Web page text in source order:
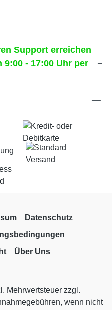
Support erreichen
- 17:00 Uhr per
Datenschutz
Über Uns
Mehrwertsteuer zzgl.
wenn nicht